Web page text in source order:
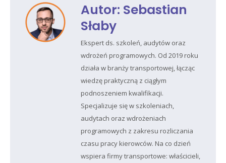
Autor: Sebastian
Słaby
Ekspert ds. szkoleń, audytów oraz
wdrożeń programowych. Od 2019 roku
działa w branży transportowej, łącząc
wiedzę praktyczną z ciągłym
podnoszeniem kwalifikacji.
Specjalizuje się w szkoleniach,
audytach oraz wdrożeniach
programowych z zakresu rozliczania
czasu pracy kierowców. Na co dzień
wspiera firmy transportowe: właścicieli,